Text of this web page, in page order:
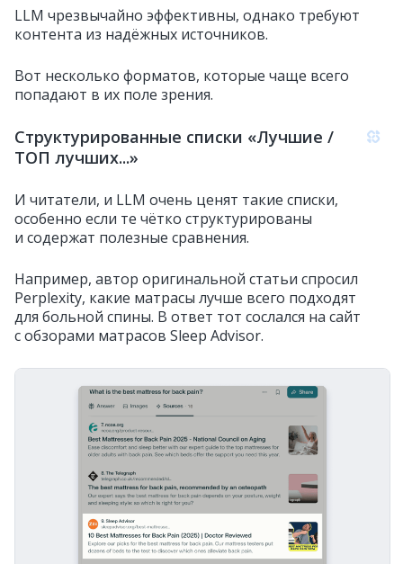
LLM чрезвычайно эффективны, однако требуют
контента из надёжных источников.
Вот несколько форматов, которые чаще всего
попадают в их поле зрения.
Структурированные списки «Лучшие /
ТОП лучших...»
И читатели, и LLM очень ценят такие списки,
особенно если те чётко структурированы
и содержат полезные сравнения.
Например, автор оригинальной статьи спросил
Perplexity, какие матрасы лучше всего подходят
для больной спины. В ответ тот сослался на сайт
с обзорами матрасов Sleep Advisor.